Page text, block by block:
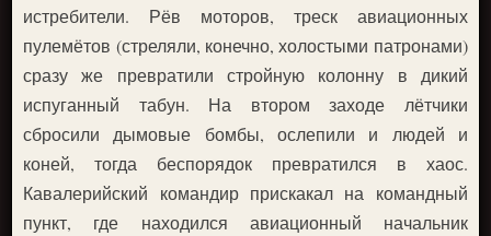
истребители. Рёв моторов, треск авиационных
пулемётов (стреляли, конечно, холостыми патронами)
сразу же превратили стройную колонну в дикий
испуганный табун. На втором заходе лётчики
сбросили дымовые бомбы, ослепили и людей и
коней, тогда беспорядок превратился в хаос.
Кавалерийский командир прискакал на командный
пункт, где находился авиационный начальник